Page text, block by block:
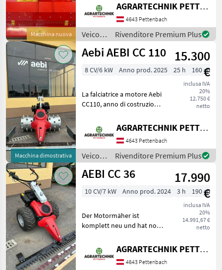
Macchina nuova
2025 ist ein leistungsstarkes
und effizientes Gerät, das
ideal für den
anspruchsvollen Einsatz in
de
AGRARTECHNIK PETTENBACH GMBH
4643 Pettenbach
Veicoli
agricoli
a
/ Aebi
Rivenditore Premium Plus
Macchina dimostrativa
Aebi AEBI CC 110
15.300
€
inclusa IVA
20%
12.750 €
netto
8 CV/6 kW Anno prod. 2025 25 h 160 cm
La falciatrice a motore Aebi
CC110, anno di costruzione
potente e versatile, ideale
per la cura del paesaggio.
Dotata di un motore a
benzina
AGRARTECHNIK PETTENBACH GMBH
4643 Pettenbach
Veicoli
agricoli
a
/ Aebi
Rivenditore Premium Plus
AEBI CC 36
17.990
€
inclusa IVA
20%
14.991,67 €
netto
10 CV/7 kW Anno prod. 2024 3 h 190 cm
Der Motormäher ist
komplett neu und hat noch
PS - Terra Bereifung mit
Radausschaltung -
Mähapparat -
AGRARTECHNIK PETTENBACH GMBH
4643 Pettenbach